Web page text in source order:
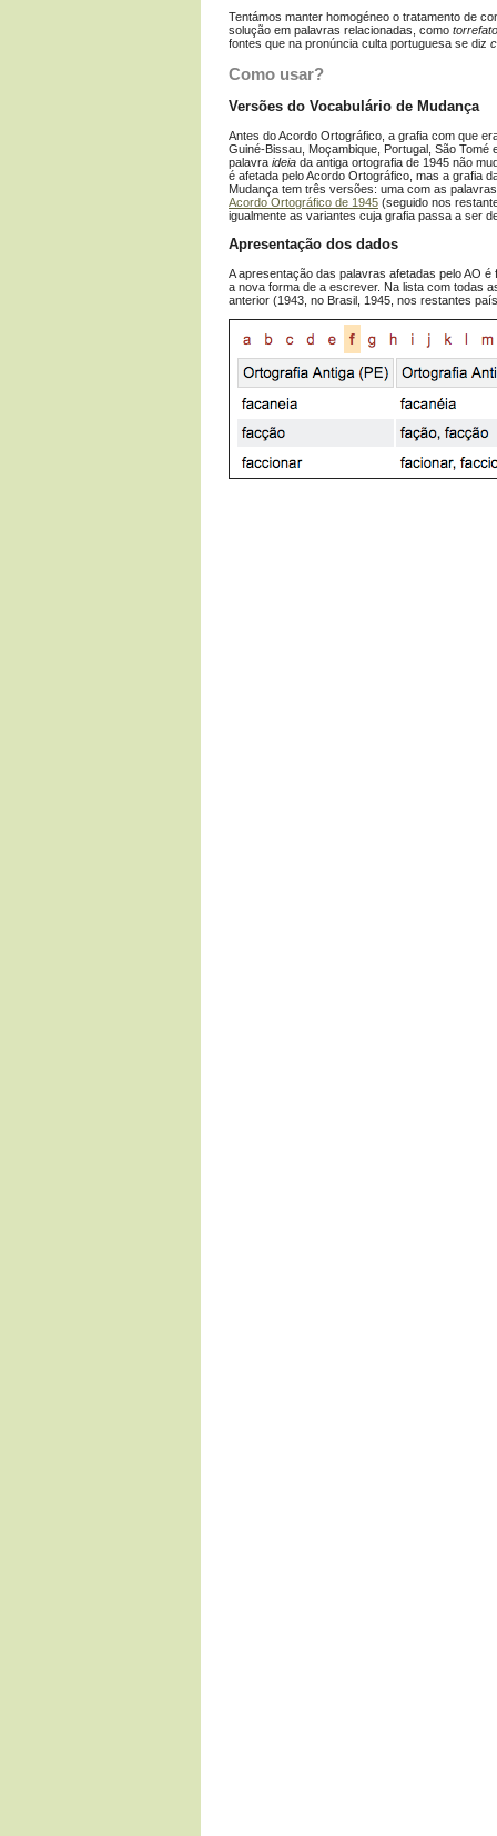
Tentámos manter homogéneo o tratamento de
solução em palavras relacionadas, como
fontes que na pronúncia culta portuguesa se diz
Como usar?
Versões do Vocabulário de Mudança
Antes do Acordo Ortográfico, a grafia com que
Guiné-Bissau, Moçambique, Portugal, São
palavra ideia da antiga ortografia de 1945 não
é afetada pelo Acordo Ortográfico, mas a grafia
Mudança tem três versões: uma com as
Acordo Ortográfico de 1945 (seguido nos
igualmente as variantes cuja grafia passa a ser
Apresentação dos dados
A apresentação das palavras afetadas pelo AO
a nova forma de a escrever. Na lista com todas
anterior (1943, no Brasil, 1945, nos restantes